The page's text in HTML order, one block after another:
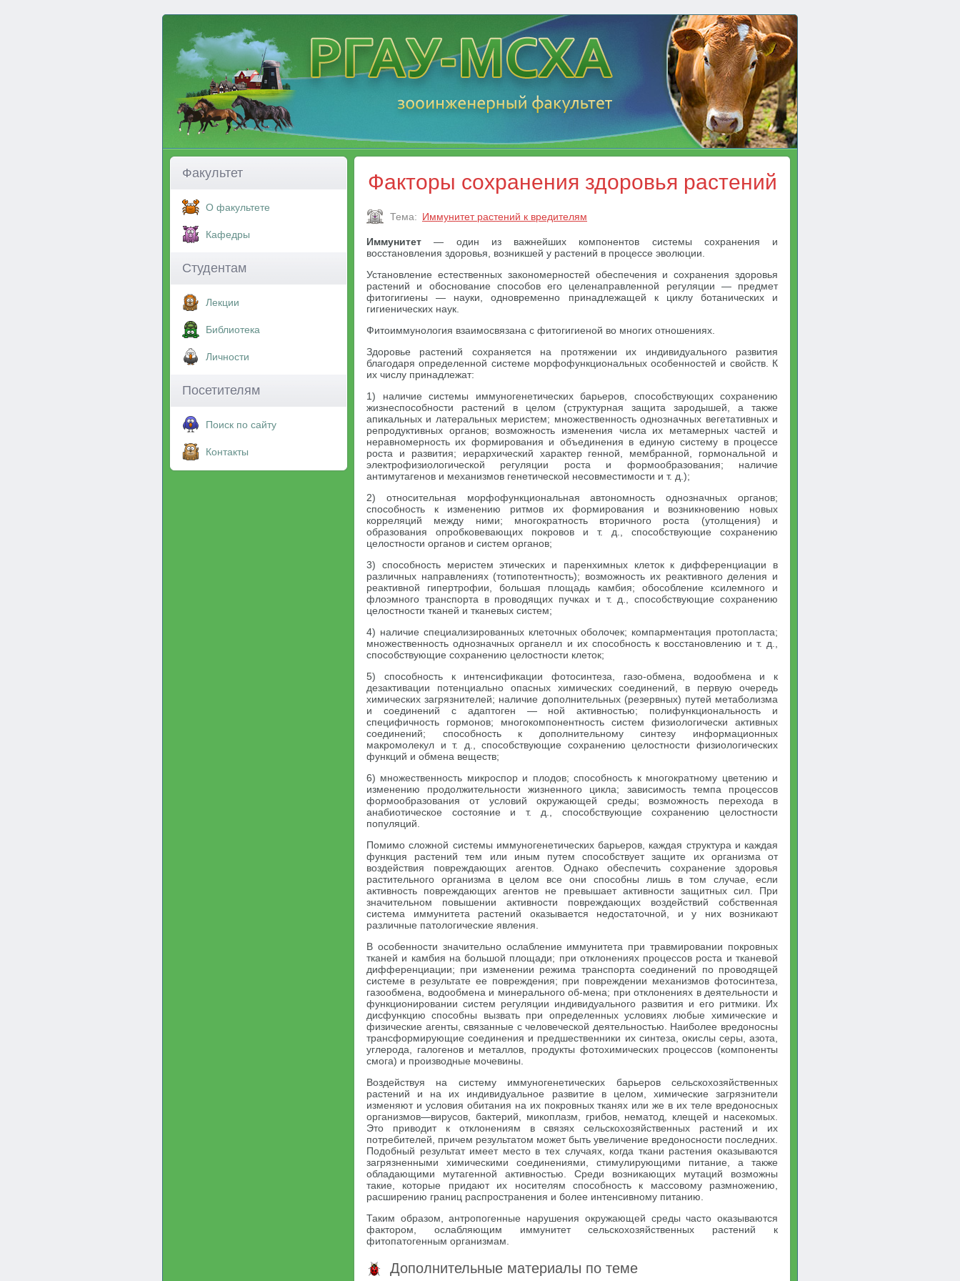
Факультет
О факультете
Кафедры
Студентам
Лекции
Библиотека
Личности
Посетителям
Поиск по сайту
Контакты
Факторы сохранения здоровья растений
Тема: Иммунитет растений к вредителям
Иммунитет — один из важнейших компонентов системы сохранения и
восстановления здоровья, возникшей у растений в процессе эволюции.
Установление естественных закономерностей обеспечения и сохранения здоровья
растений и обоснование способов его целенаправленной регуляции — предмет
фитогигиены — науки, одновременно принадлежащей к циклу ботанических и
гигиенических наук.
Фитоиммунология взаимосвязана с фитогигиеной во многих отношениях.
Здоровье растений сохраняется на протяжении их индивидуального развития
благодаря определенной системе морфофункциональных особенностей и свойств. К
их числу принадлежат:
1) наличие системы иммуногенетических барьеров, способствующих сохранению
жизнеспособности растений в целом (структурная защита зародышей, а также
апикальных и латеральных меристем; множественность однозначных вегетативных и
репродуктивных органов; возможность изменения числа их метамерных частей и
неравномерность их формирования и объединения в единую систему в процессе
роста и развития; иерархический характер генной, мембранной, гормональной и
электрофизиологической регуляции роста и формообразования; наличие
антимутагенов и механизмов генетической несовместимости и т. д.);
2) относительная морфофункциональная автономность однозначных органов;
способность к изменению ритмов их формирования и возникновению новых
корреляций между ними; многократность вторичного роста (утолщения) и
образования опробковевающих покровов и т. д., способствующие сохранению
целостности органов и систем органов;
3) способность меристем этических и паренхимных клеток к дифференциации в
различных направлениях (тотипотентность); возможность их реактивного деления и
реактивной гипертрофии, большая площадь камбия; обособление ксилемного и
флоэмного транспорта в проводящих пучках и т. д., способствующие сохранению
целостности тканей и тканевых систем;
4) наличие специализированных клеточных оболочек; компарментация протопласта;
множественность однозначных органелл и их способность к восстановлению и т. д.,
способствующие сохранению целостности клеток;
5) способность к интенсификации фотосинтеза, газо-обмена, водообмена и к
дезактивации потенциально опасных химических соединений, в первую очередь
химических загрязнителей; наличие дополнительных (резервных) путей метаболизма
и соединений с адаптоген — ной активностью; полифункциональность и
специфичность гормонов; многокомпонентность систем физиологически активных
соединений; способность к дополнительному синтезу информационных
макромолекул и т. д., способствующие сохранению целостности физиологических
функций и обмена веществ;
6) множественность микроспор и плодов; способность к многократному цветению и
изменению продолжительности жизненного цикла; зависимость темпа процессов
формообразования от условий окружающей среды; возможность перехода в
анабиотическое состояние и т. д., способствующие сохранению целостности
популяций.
Помимо сложной системы иммуногенетических барьеров, каждая структура и каждая
функция растений тем или иным путем способствует защите их организма от
воздействия повреждающих агентов. Однако обеспечить сохранение здоровья
растительного организма в целом все они способны лишь в том случае, если
активность повреждающих агентов не превышает активности защитных сил. При
значительном повышении активности повреждающих воздействий собственная
система иммунитета растений оказывается недостаточной, и у них возникают
различные патологические явления.
В особенности значительно ослабление иммунитета при травмировании покровных
тканей и камбия на большой площади; при отклонениях процессов роста и тканевой
дифференциации; при изменении режима транспорта соединений по проводящей
системе в результате ее повреждения; при повреждении механизмов фотосинтеза,
газообмена, водообмена и минерального об-мена; при отклонениях в деятельности и
функционировании систем регуляции индивидуального развития и его ритмики. Их
дисфункцию способны вызвать при определенных условиях любые химические и
физические агенты, связанные с человеческой деятельностью. Наиболее вредоносны
трансформирующие соединения и предшественники их синтеза, окислы серы, азота,
углерода, галогенов и металлов, продукты фотохимических процессов (компоненты
смога) и производные мочевины.
Воздействуя на систему иммуногенетических барьеров сельскохозяйственных
растений и на их индивидуальное развитие в целом, химические загрязнители
изменяют и условия обитания на их покровных тканях или же в их теле вредоносных
организмов—вирусов, бактерий, микоплазм, грибов, нематод, клещей и насекомых.
Это приводит к отклонениям в связях сельскохозяйственных растений и их
потребителей, причем результатом может быть увеличение вредоносности последних.
Подобный результат имеет место в тех случаях, когда ткани растения оказываются
загрязненными химическими соединениями, стимулирующими питание, а также
обладающими мутагенной активностью. Среди возникающих мутаций возможны
такие, которые придают их носителям способность к массовому размножению,
расширению границ распространения и более интенсивному питанию.
Таким образом, антропогенные нарушения окружающей среды часто оказываются
фактором, ослабляющим иммунитет сельскохозяйственных растений к
фитопатогенным организмам.
Дополнительные материалы по теме